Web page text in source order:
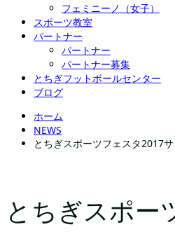
フェミニーノ（女子）
スポーツ教室
パートナー
パートナー
パートナー募集
とちぎフットボールセンター
ブログ
ホーム
NEWS
とちぎスポーツフェスタ2017
とちぎスポー